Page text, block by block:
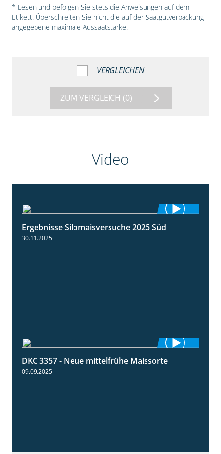
* Lesen und befolgen Sie stets die Anweisungen auf dem
Etikett. Überschreiten Sie nicht die auf der Saatgutverpackung
angegebene maximale Aussaatstärke.
VERGLEICHEN
ZUM VERGLEICH (0)
Video
Ergebnisse Silomaisversuche 2025 Süd
30.11.2025
DKC 3357 - Neue mittelfrühe Maissorte
09.09.2025